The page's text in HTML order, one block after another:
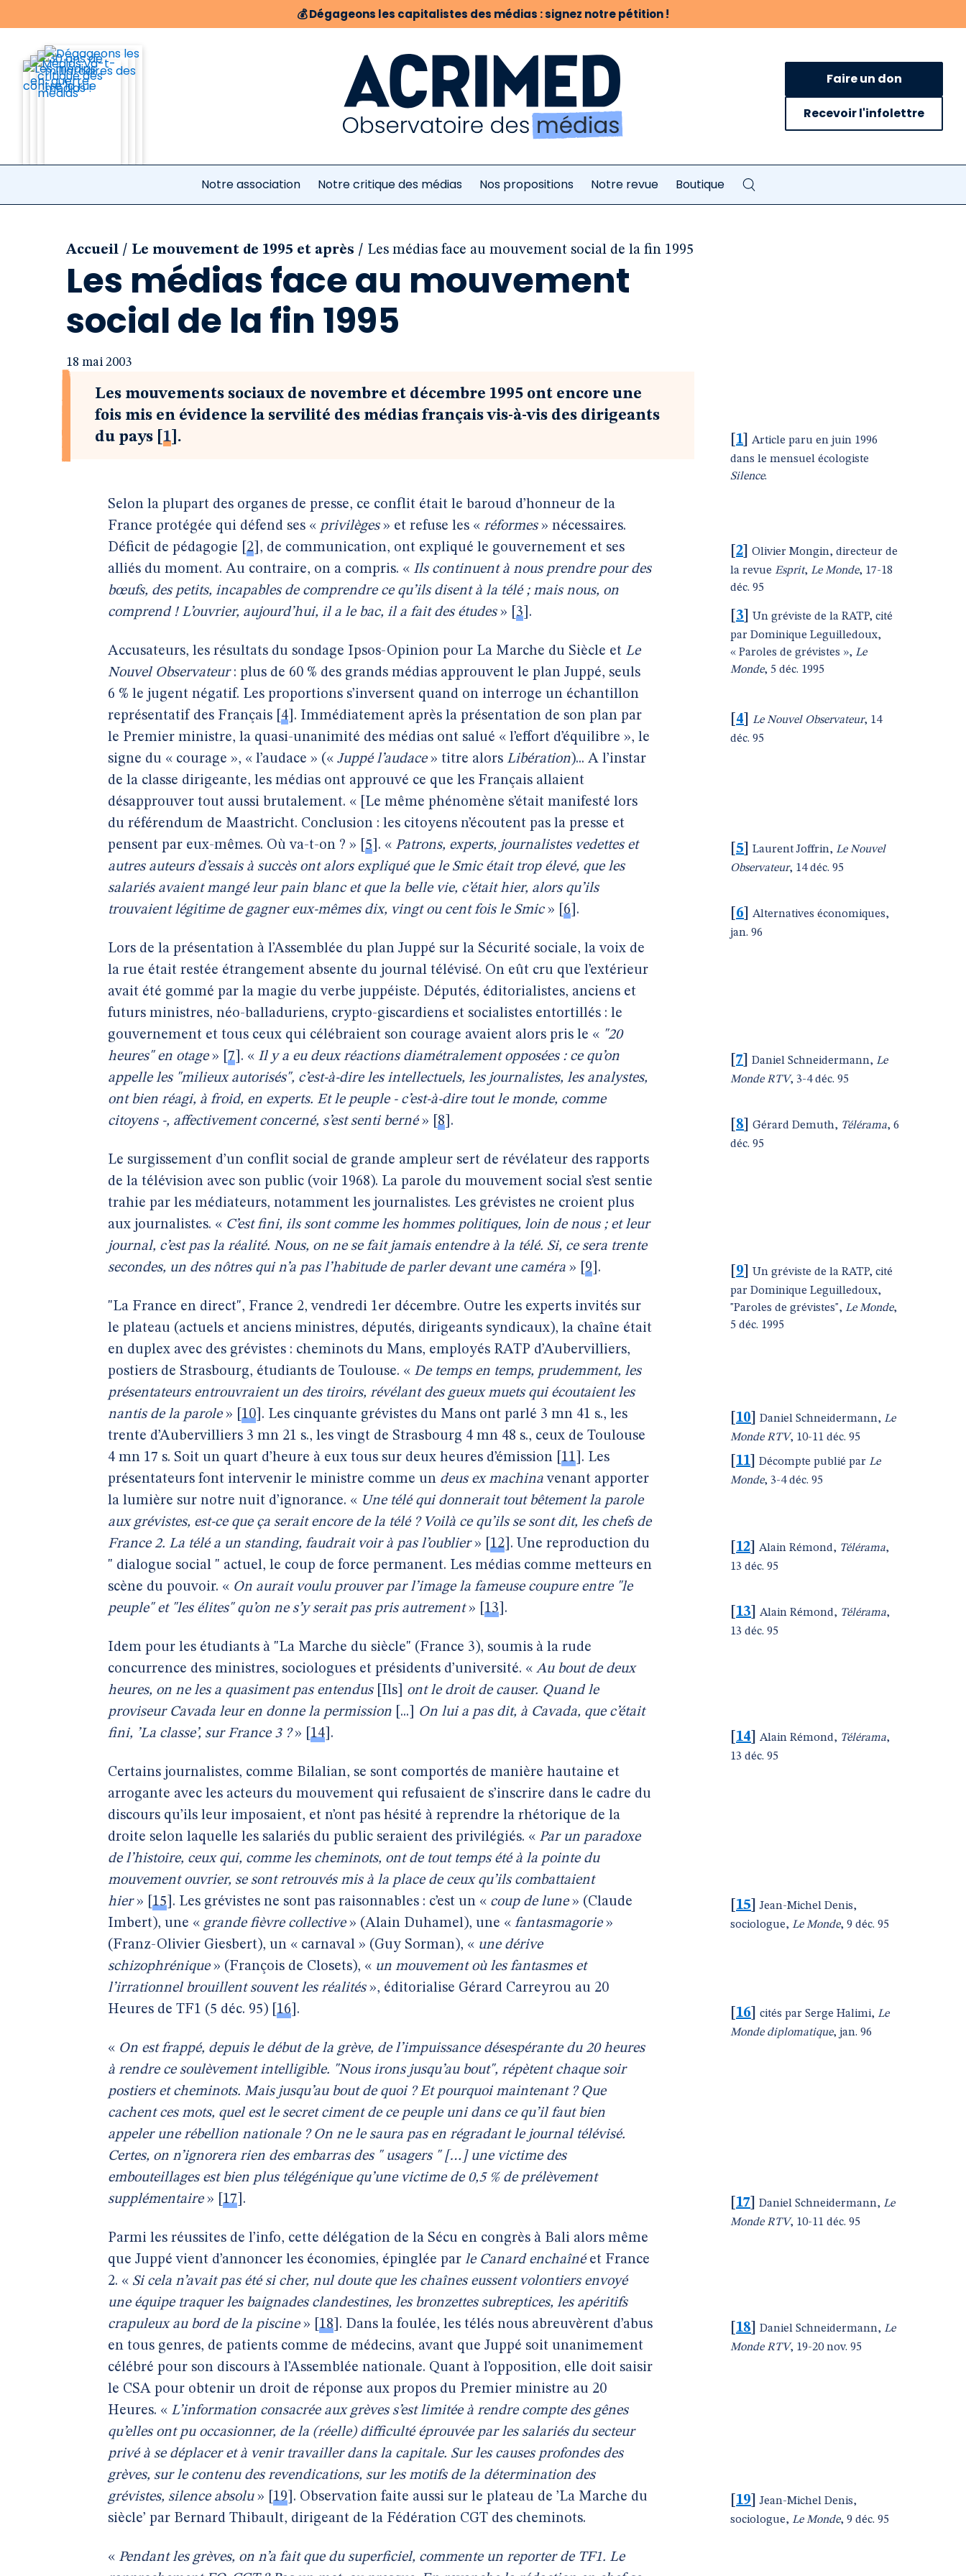
💰Dégageons les capitalistes des médias : signez notre pétition !
Faire un don
Recevoir l'infolettre
Notre association Notre critique des médias Nos propositions Notre revue Boutique
Accueil / Le mouvement de 1995 et après / Les médias face au mouvement social de la fin 1995
Les médias face au mouvement
social de la fin 1995
18 mai 2003
Les mouvements sociaux de novembre et décembre 1995 ont encore une
fois mis en évidence la servilité des médias français vis-à-vis des dirigeants
du pays
1 .
Selon la plupart des organes de presse, ce conflit était le baroud d’honneur de la
France protégée qui défend ses « privilèges» et refuse les « réformes» nécessaires.
Déficit de pédagogie
2 , de communication, ont expliqué le gouvernement et ses
alliés du moment. Au contraire, on a compris. « Ils continuent à nous prendre pour des
bœufs, des petits, incapables de comprendre ce qu’ils disent à la télé ; mais nous, on
comprend ! L’ouvrier, aujourd’hui, il a le bac, il a fait des études» 3 .
Accusateurs, les résultats du sondage Ipsos-Opinion pour La Marche du Siècle et Le
Nouvel Observateur: plus de 60 % des grands médias approuvent le plan Juppé, seuls
6 % le jugent négatif. Les proportions s’inversent quand on interroge un échantillon
représentatif des Français 4 . Immédiatement après la présentation de son plan par
le Premier ministre, la quasi-unanimité des médias ont salué « l’effort d’équilibre », le
signe du « courage », « l’audace » (« Juppé l’audace» titre alors Libération)... A l’instar
de la classe dirigeante, les médias ont approuvé ce que les Français allaient
désapprouver tout aussi brutalement. « [Le même phénomène s’était manifesté lors
du référendum de Maastricht. Conclusion : les citoyens n’écoutent pas la presse et
pensent par eux-mêmes. Où va-t-on ? »
5 . « Patrons, experts, journalistes vedettes et
autres auteurs d’essais à succès ont alors expliqué que le Smic était trop élevé, que les
salariés avaient mangé leur pain blanc et que la belle vie, c’était hier, alors qu’ils
trouvaient légitime de gagner eux-mêmes dix, vingt ou cent fois le Smic» 6 .
Lors de la présentation à l’Assemblée du plan Juppé sur la Sécurité sociale, la voix de
la rue était restée étrangement absente du journal télévisé. On eût cru que l’extérieur
avait été gommé par la magie du verbe juppéiste. Députés, éditorialistes, anciens et
futurs ministres, néo-balladuriens, crypto-giscardiens et socialistes entortillés : le
gouvernement et tous ceux qui célébraient son courage avaient alors pris le « "20
heures" en otage» 7 . « Il y a eu deux réactions diamétralement opposées : ce qu’on
appelle les "milieux autorisés", c’est-à-dire les intellectuels, les journalistes, les analystes,
ont bien réagi, à froid, en experts. Et le peuple - c’est-à-dire tout le monde, comme
citoyens -, affectivement concerné, s’est senti berné» 8 .
Le surgissement d’un conflit social de grande ampleur sert de révélateur des rapports
de la télévision avec son public (voir 1968). La parole du mouvement social s’est sentie
trahie par les médiateurs, notamment les journalistes. Les grévistes ne croient plus
aux journalistes. « C’est fini, ils sont comme les hommes politiques, loin de nous ; et leur
journal, c’est pas la réalité. Nous, on ne se fait jamais entendre à la télé. Si, ce sera trente
secondes, un des nôtres qui n’a pas l’habitude de parler devant une caméra » 9 .
"La France en direct", France 2, vendredi 1er décembre. Outre les experts invités sur
le plateau (actuels et anciens ministres, députés, dirigeants syndicaux), la chaîne était
en duplex avec des grévistes : cheminots du Mans, employés RATP d’Aubervilliers,
postiers de Strasbourg, étudiants de Toulouse. « De temps en temps, prudemment, les
présentateurs entrouvraient un des tiroirs, révélant des gueux muets qui écoutaient les
nantis de la parole» 10 . Les cinquante grévistes du Mans ont parlé 3 mn 41 s., les
trente d’Aubervilliers 3 mn 21 s., les vingt de Strasbourg 4 mn 48 s., ceux de Toulouse
4 mn 17 s. Soit un quart d’heure à eux tous sur deux heures d’émission 11 . Les
présentateurs font intervenir le ministre comme un deus ex machina venant apporter
la lumière sur notre nuit d’ignorance. « Une télé qui donnerait tout bêtement la parole
aux grévistes, est-ce que ça serait encore de la télé ? Voilà ce qu’ils se sont dit, les chefs de
France 2. La télé a un standing, faudrait voir à pas l’oublier» 12 . Une reproduction du
" dialogue social " actuel, le coup de force permanent. Les médias comme metteurs en
scène du pouvoir. « On aurait voulu prouver par l’image la fameuse coupure entre "le
peuple" et "les élites" qu’on ne s’y serait pas pris autrement» 13 .
Idem pour les étudiants à "La Marche du siècle" (France 3), soumis à la rude
concurrence des ministres, sociologues et présidents d’université. « Au bout de deux
heures, on ne les a quasiment pas entendus[Ils] ont le droit de causer. Quand le
proviseur Cavada leur en donne la permission [...] On lui a pas dit, à Cavada, que c’était
fini, ’La classe’, sur France 3 ?» 14 .
Certains journalistes, comme Bilalian, se sont comportés de manière hautaine et
arrogante avec les acteurs du mouvement qui refusaient de s’inscrire dans le cadre du
discours qu’ils leur imposaient, et n’ont pas hésité à reprendre la rhétorique de la
droite selon laquelle les salariés du public seraient des privilégiés. « Par un paradoxe
de l’histoire, ceux qui, comme les cheminots, ont de tout temps été à la pointe du
mouvement ouvrier, se sont retrouvés mis à la place de ceux qu’ils combattaient
hier» 15 . Les grévistes ne sont pas raisonnables : c’est un « coup de lune» (Claude
Imbert), une « grande fièvre collective» (Alain Duhamel), une « fantasmagorie»
(Franz-Olivier Giesbert), un « carnaval » (Guy Sorman), « une dérive
schizophrénique» (François de Closets), « un mouvement où les fantasmes et
l’irrationnel brouillent souvent les réalités», éditorialise Gérard Carreyrou au 20
Heures de TF1 (5 déc. 95) 16 .
« On est frappé, depuis le début de la grève, de l’impuissance désespérante du 20 heures
à rendre ce soulèvement intelligible. "Nous irons jusqu’au bout", répètent chaque soir
postiers et cheminots. Mais jusqu’au bout de quoi ? Et pourquoi maintenant ? Que
cachent ces mots, quel est le secret ciment de ce peuple uni dans ce qu’il faut bien
appeler une rébellion nationale ? On ne le saura pas en régradant le journal télévisé.
Certes, on n’ignorera rien des embarras des " usagers " […] une victime des
embouteillages est bien plus télégénique qu’une victime de 0,5 % de prélèvement
supplémentaire» 17 .
Parmi les réussites de l’info, cette délégation de la Sécu en congrès à Bali alors même
que Juppé vient d’annoncer les économies, épinglée par le Canard enchaînéet France
2. « Si cela n’avait pas été si cher, nul doute que les chaînes eussent volontiers envoyé
une équipe traquer les baignades clandestines, les bronzettes subreptices, les apéritifs
crapuleux au bord de la piscine» 18 . Dans la foulée, les télés nous abreuvèrent d’abus
en tous genres, de patients comme de médecins, avant que Juppé soit unanimement
célébré pour son discours à l’Assemblée nationale. Quant à l’opposition, elle doit saisir
le CSA pour obtenir un droit de réponse aux propos du Premier ministre au 20
Heures. « L’information consacrée aux grèves s’est limitée à rendre compte des gênes
qu’elles ont pu occasionner, de la (réelle) difficulté éprouvée par les salariés du secteur
privé à se déplacer et à venir travailler dans la capitale. Sur les causes profondes des
grèves, sur le contenu des revendications, sur les motifs de la détermination des
grévistes, silence absolu» 19 . Observation faite aussi sur le plateau de ’La Marche du
siècle’ par Bernard Thibault, dirigeant de la Fédération CGT des cheminots.
« Pendant les grèves, on n’a fait que du superficiel, commente un reporter de TF1. Le
1
Article paru en juin 1996
dans le mensuel écologiste
Silence.
2
Olivier Mongin, directeur de
la revue Esprit, Le Monde, 17-18
déc. 95
3
Un gréviste de la RATP, cité
par Dominique Leguilledoux,
« Paroles de grévistes », Le
Monde, 5 déc. 1995
4 Le Nouvel Observateur, 14
déc. 95
5 Laurent Joffrin, Le Nouvel
Observateur, 14 déc. 95
6
Alternatives économiques,
jan. 96
7 Daniel Schneidermann, Le
Monde RTV, 3-4 déc. 95
8 Gérard Demuth, Télérama, 6
déc. 95
9
Un gréviste de la RATP, cité
par Dominique Leguilledoux,
"Paroles de grévistes", Le Monde,
5 déc. 1995
10 Daniel Schneidermann, Le
Monde RTV, 10-11 déc. 95
11 Décompte publié par Le
Monde, 3-4 déc. 95
12 Alain Rémond, Télérama,
13 déc. 95
13 Alain Rémond, Télérama,
13 déc. 95
14 Alain Rémond, Télérama,
13 déc. 95
15 ]Jean-Michel Denis,
sociologue, Le Monde, 9 déc. 95
16 cités par Serge Halimi, Le
Monde diplomatique, jan. 96
17 Daniel Schneidermann, Le
Monde RTV, 10-11 déc. 95
18 Daniel Schneidermann, Le
Monde RTV, 19-20 nov. 95
19 ]Jean-Michel Denis,
sociologue, Le Monde, 9 déc. 95